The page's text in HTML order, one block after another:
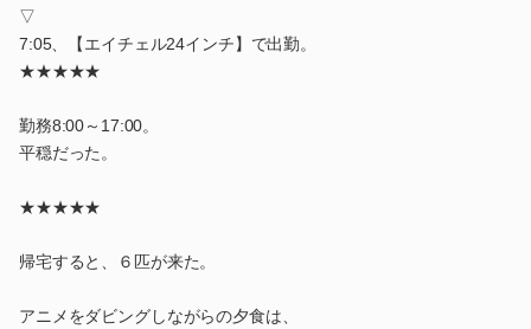
▽
7:05、【エイチェル24インチ】で出勤。
★★★★★
勤務8:00～17:00。
平穏だった。
★★★★★
帰宅すると、６匹が来た。
アニメをダビングしながらの夕食は、